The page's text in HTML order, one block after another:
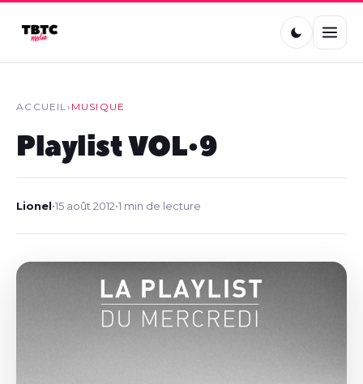
ACCUEIL› MUSIQUE
Playlist VOL•9
Lionel•15 août 2012•1 min de lecture